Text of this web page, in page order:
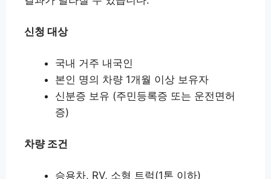
신청 대상
국내 거주 내국인
본인 명의 차량 1개월 이상 보유자
신분증 보유 (주민등록증 또는 운전면허
증)
차량 조건
승용차, RV, 소형 트럭(1톤 이하)